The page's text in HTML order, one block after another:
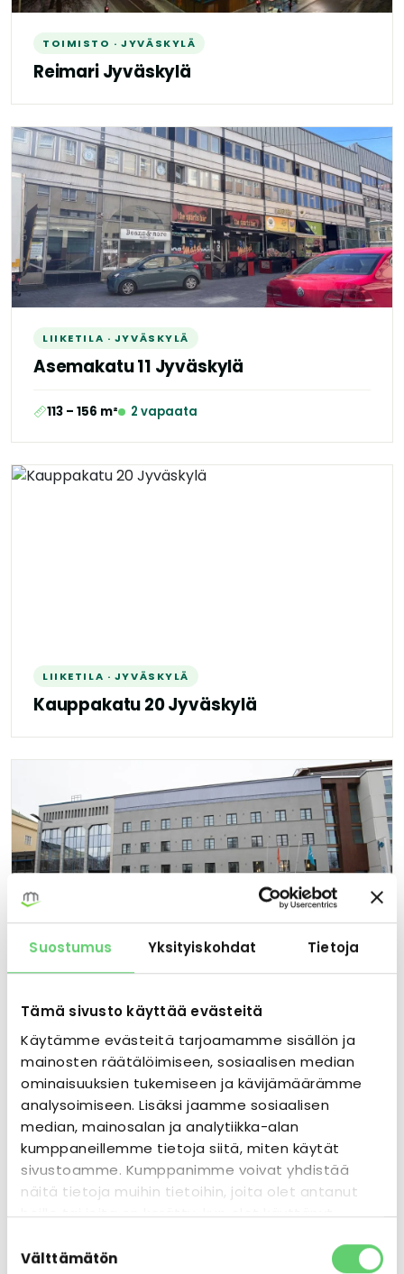
Suostumus Yksityiskohdat Tietoja
Tämä sivusto käyttää evästeitä
Käytämme evästeitä tarjoamamme sisällön ja
mainosten räätälöimiseen, sosiaalisen median
ominaisuuksien tukemiseen ja kävijämäärämme
analysoimiseen. Lisäksi jaamme sosiaalisen
median, mainosalan ja analytiikka-alan
kumppaneillemme tietoja siitä, miten käytät
sivustoamme. Kumppanimme voivat yhdistää
näitä tietoja muihin tietoihin, joita olet antanut
heille tai joita on kerätty, kun olet käyttänyt
valinta
Välttämätön
TOIMISTO · JYVÄSKYLÄ
Reimari Jyväskylä
LIIKETILA · JYVÄSKYLÄ
Asemakatu 11 Jyväskylä
113 – 156 m² 2 vapaata
LIIKETILA · JYVÄSKYLÄ
Kauppakatu 20 Jyväskylä
LIIKETILA · JYVÄSKYLÄ
Valtiontalo Jyväskylä
96 m² 1 vapaa